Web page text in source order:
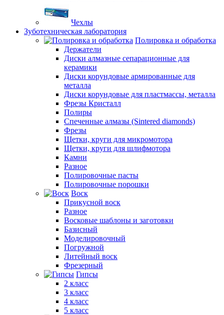
Чехлы
Зуботехническая лаборатория
Полировка и обработка
Держатели
Диски алмазные сепарационные для
керамики
Диски корундовые армированные для
металла
Диски корундовые для пластмассы, металла
Фрезы Кристалл
Полиры
Спеченные алмазы (Sintered diamonds)
Фрезы
Щетки, круги для микромотора
Щетки, круги для шлифмотора
Камни
Разное
Полировочные пасты
Полировочные порошки
Воск
Прикусной воск
Разное
Восковые шаблоны и заготовки
Базисный
Моделировочный
Погружной
Литейный воск
Фрезерный
Гипсы
2 класс
3 класс
4 класс
5 класс